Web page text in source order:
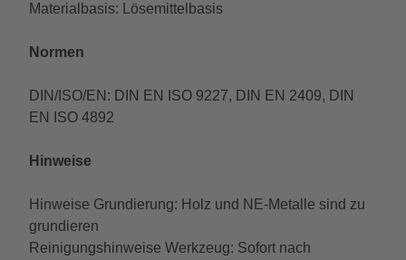
Materialbasis: Lösemittelbasis
Normen
DIN/ISO/EN: DIN EN ISO 9227, DIN EN 2409, DIN
EN ISO 4892
Hinweise
Hinweise Grundierung: Holz und NE-Metalle sind zu
grundieren
Reinigungshinweise Werkzeug: Sofort nach